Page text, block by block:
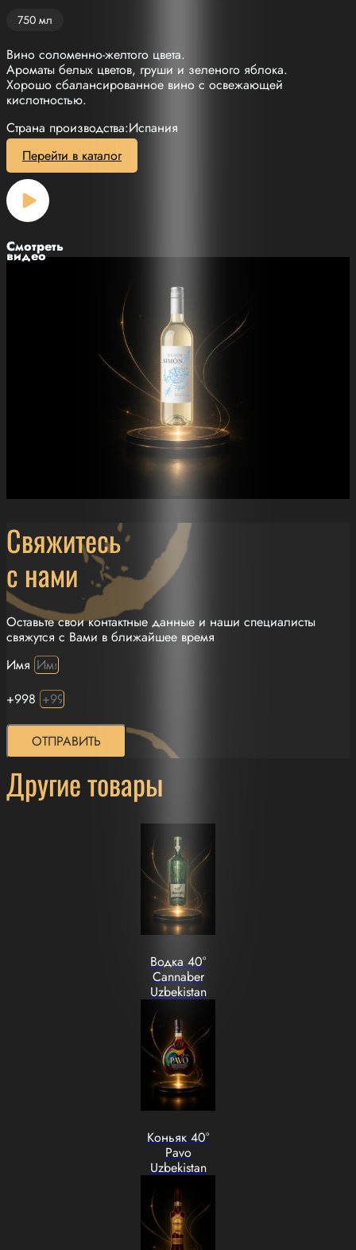
750 мл
Вино соломенно-желтого цвета.
Ароматы белых цветов, груши и зеленого яблока.
Хорошо сбалансированное вино с освежающей
кислотностью.
Страна производства:Испания
Перейти в каталог
Смотреть
видео
Свяжитесь
с нами
Оставьте свои контактные данные и наши специалисты
свяжутся с Вами в ближайшее время
Имя
+998
ОТПРАВИТЬ
Другие товары
Водка 40°
Cannaber
Uzbekistan
Коньяк 40°
Pavo
Uzbekistan